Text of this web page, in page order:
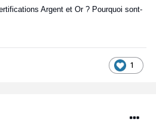
Argent et Or ? Pourquoi sont-
1